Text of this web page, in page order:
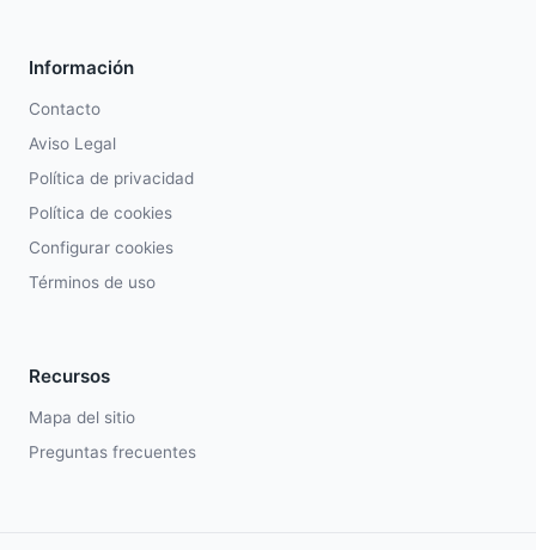
Información
Contacto
Aviso Legal
Política de privacidad
Política de cookies
Configurar cookies
Términos de uso
Recursos
Mapa del sitio
Preguntas frecuentes